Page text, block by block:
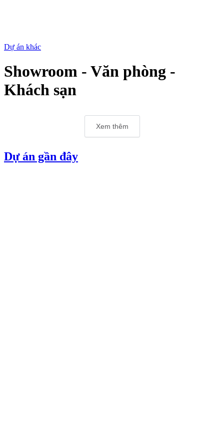
Dự án khác
Showroom - Văn phòng -
Khách sạn
Xem thêm
Dự án gần đây